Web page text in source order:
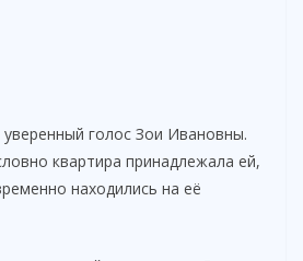
уверенный голос Зои Ивановны.
квартира принадлежала ей,
находились на её